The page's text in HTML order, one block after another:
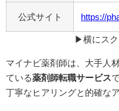
公式サイト https://
▶︎横にス
マイナビ薬剤師は、大手人
ている薬剤師転職サービス
丁寧なヒアリングと的確な